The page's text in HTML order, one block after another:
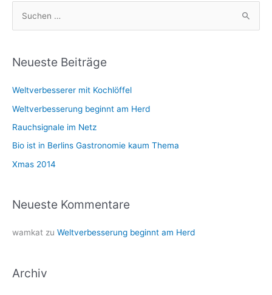
h
n
n
a
Neueste Beiträge
Weltverbesserer mit Kochlöffel
Weltverbesserung beginnt am Herd
Rauchsignale im Netz
Bio ist in Berlins Gastronomie kaum Thema
Xmas 2014
Neueste Kommentare
wamkat zu Weltverbesserung beginnt am Herd
Archiv